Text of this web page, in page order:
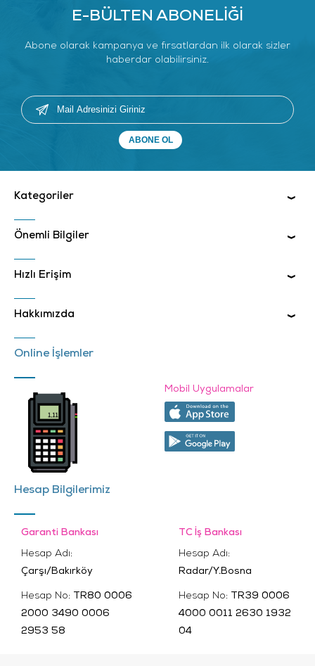
E-BÜLTEN ABONELİĞİ
Abone olarak kampanya ve fırsatlardan ilk olarak sizler
haberdar olabilirsiniz.
Kategoriler
Önemli Bilgiler
Hızlı Erişim
Hakkımızda
Online İşlemler
Mobil Uygulamalar
Hesap Bilgilerimiz
Garanti Bankası
Hesap Adı:
Çarşı/Bakırköy
Hesap No: TR80 0006
2000 3490 0006
2953 58
TC İş Bankası
Hesap Adı:
Radar/Y.Bosna
Hesap No: TR39 0006
4000 0011 2630 1932
04